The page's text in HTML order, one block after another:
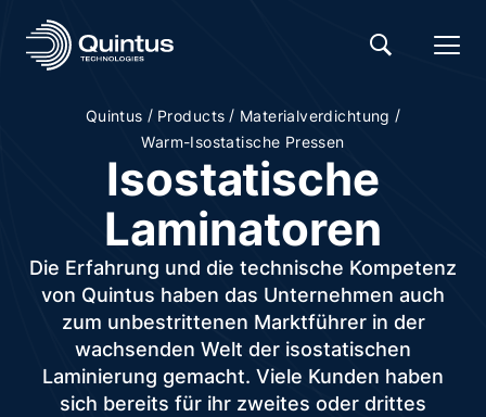
Quintus / Products / Materialverdichtung /
Warm-Isostatische Pressen
Isostatische
Laminatoren
Die Erfahrung und die technische Kompetenz
von Quintus haben das Unternehmen auch
zum unbestrittenen Marktführer in der
wachsenden Welt der isostatischen
Laminierung gemacht. Viele Kunden haben
sich bereits für ihr zweites oder drittes